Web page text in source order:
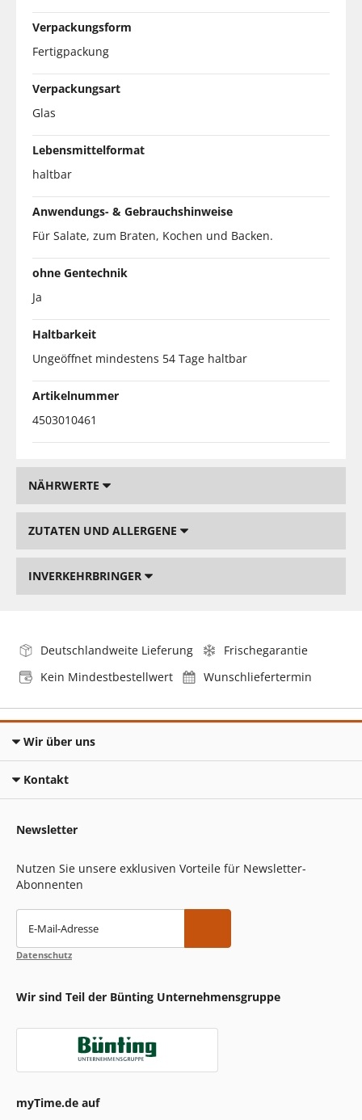
Verpackungsform
Fertigpackung
Verpackungsart
Glas
Lebensmittelformat
haltbar
Anwendungs- & Gebrauchshinweise
Für Salate, zum Braten, Kochen und Backen.
ohne Gentechnik
Ja
Haltbarkeit
Ungeöffnet mindestens 54 Tage haltbar
Artikelnummer
4503010461
NÄHRWERTE
ZUTATEN UND ALLERGENE
INVERKEHRBRINGER
Deutschlandweite Lieferung
Frischegarantie
Kein Mindestbestellwert
Wunschliefertermin
Wir über uns
Kontakt
Newsletter
Nutzen Sie unsere exklusiven Vorteile für Newsletter-
Abonnenten
E-Mail-Adresse
Datenschutz
Wir sind Teil der Bünting Unternehmensgruppe
myTime.de auf